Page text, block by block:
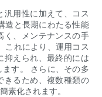
汎用性に加えて、コス
造と長期にわたる性能
く、メンテナンスの手
これにより、運用コス
抑えられ、最終的には
す。 さらに、その多
きるため、複数種類の
素化されます。